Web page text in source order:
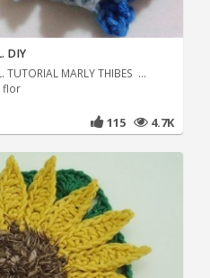
DIY
TUTORIAL MARLY THIBES ...
flor
115 4.7K